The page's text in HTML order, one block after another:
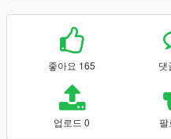
좋아요 165 댓
업로드 0 팔